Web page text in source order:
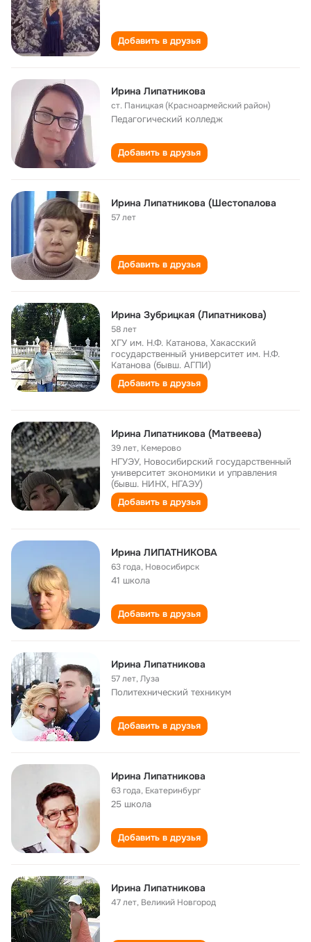
Добавить в друзья
Ирина Липатникова
ст. Паницкая (Красноармейский район)
Педагогический колледж
Добавить в друзья
Ирина Липатникова (Шестопалова
57 лет
Добавить в друзья
Ирина Зубрицкая (Липатникова)
58 лет
ХГУ им. Н.Ф. Катанова, Хакасский
государственный университет им. Н.Ф.
Катанова (бывш. АГПИ)
Добавить в друзья
Ирина Липатникова (Матвеева)
39 лет, Кемерово
НГУЭУ, Новосибирский государственный
университет экономики и управления
(бывш. НИНХ, НГАЭУ)
Добавить в друзья
Ирина ЛИПАТНИКОВА
63 года, Новосибирск
41 школа
Добавить в друзья
Ирина Липатникова
57 лет,Луза
Политехнический техникум
Добавить в друзья
Ирина Липатникова
63 года, Екатеринбург
25 школа
Добавить в друзья
Ирина Липатникова
47 лет, Великий Новгород